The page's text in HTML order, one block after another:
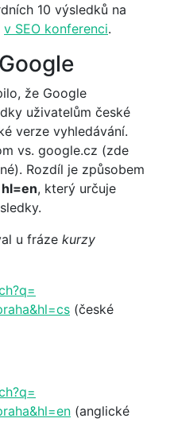
10 výsledků na
v SEO konferenci.
že Google
uživatelům české
verze vyhledávání.
vs. google.cz (zde
Rozdíl je způsobem
, který určuje
u fráze kurzy
hl=cs (české
hl=en (anglické